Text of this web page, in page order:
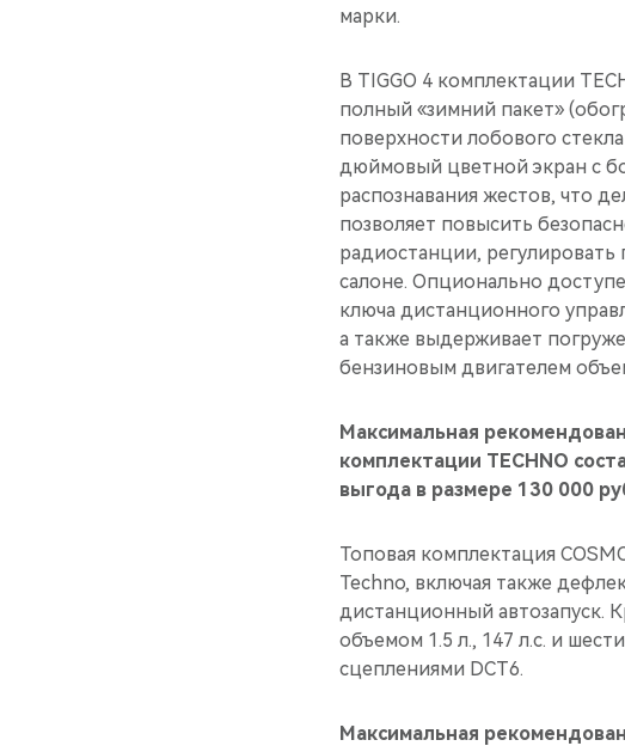
марки.
В TIGGO 4 комплектации
полный «зимний пакет»
поверхности лобового
дюймовый цветной экран с
распознавания жестов, что
позволяет повысить
радиостанции,
салоне. Опционально
ключа дистанционного
а также выдерживает
бензиновым двигателем
Максимальная
комплектации TECHNO
выгода в размере 130 000
Топовая комплектация
Techno, включая также
дистанционный автозапуск.
объемом 1.5 л., 147 л.с. и
сцеплениями DCT6.
Максимальная